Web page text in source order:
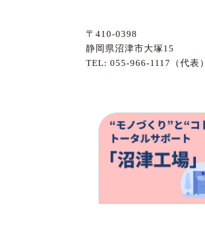
〒410-0398
静岡県沼津市大塚15
TEL: 055-966-1117 （代表）